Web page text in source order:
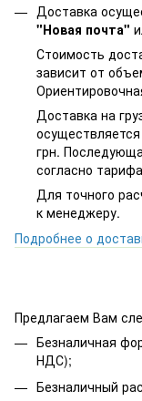
Доставка
"Новая почта"
Стоимость
зависит от
Доставка на
грн.
согласно
Для точного
к менеджеру.
Подробнее о
Предлагаем Вам
Безналичная
НДС);
Безналичный